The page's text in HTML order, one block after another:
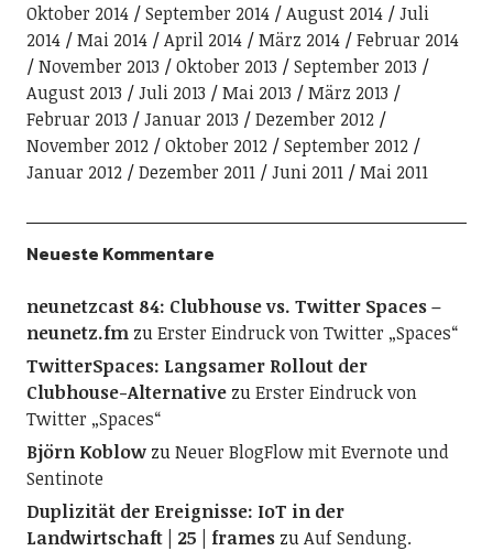
Oktober 2014
September 2014 August 2014
Juli
2014
Mai 2014 April 2014 März 2014
Februar 2014
November 2013
Oktober 2013
September 2013
August 2013
Juli 2013 Mai 2013
März 2013
Februar 2013
Januar 2013
Dezember 2012
November 2012
Oktober 2012
September 2012
Januar 2012
Dezember 2011 Juni 2011 Mai 2011
Neueste Kommentare
neunetzcast 84: Clubhouse vs. Twitter Spaces –
neunetz.fmzuErster Eindruck von Twitter „Spaces“
TwitterSpaces: Langsamer Rollout der
Clubhouse-AlternativezuErster Eindruck von
Twitter „Spaces“
Björn KoblowzuNeuer BlogFlow mit Evernote und
Sentinote
Duplizität der Ereignisse: IoT in der
Landwirtschaft | 25 | frameszuAuf Sendung.